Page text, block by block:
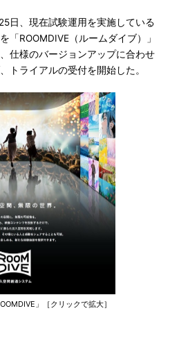
日、現在試験運用を実施している
「ROOMDIVE（ルームダイブ）」
仕様のバージョンアップに合わせ
トライアルの受付を開始した。
」［クリックで拡大］